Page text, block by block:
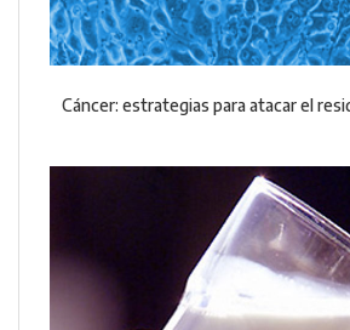
Cáncer: estrategias para atacar el